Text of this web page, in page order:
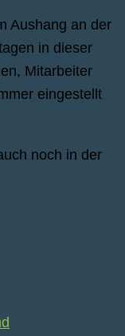
Aushang an der
in dieser
Mitarbeiter
eingestellt
noch in der